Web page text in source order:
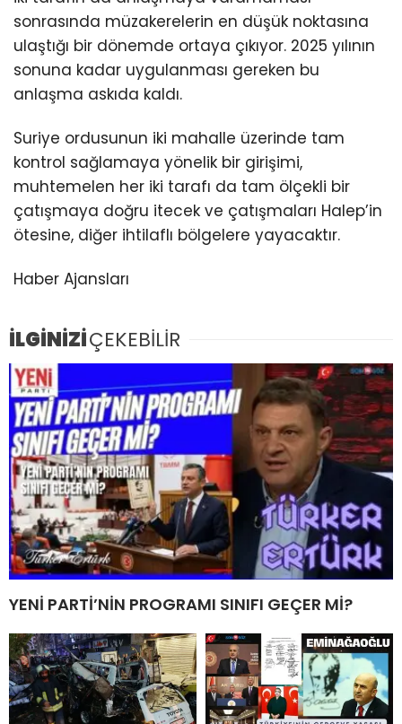
sonrasında müzakerelerin en düşük noktasına
ulaştığı bir dönemde ortaya çıkıyor. 2025 yılının
sonuna kadar uygulanması gereken bu
anlaşma askıda kaldı.
Suriye ordusunun iki mahalle üzerinde tam
kontrol sağlamaya yönelik bir girişimi,
muhtemelen her iki tarafı da tam ölçekli bir
çatışmaya doğru itecek ve çatışmaları Halep’in
ötesine, diğer ihtilaflı bölgelere yayacaktır.
Haber Ajansları
İLGİNİZİÇEKEBİLİR
YENİ PARTİ’NİN PROGRAMI SINIFI GEÇER Mİ?